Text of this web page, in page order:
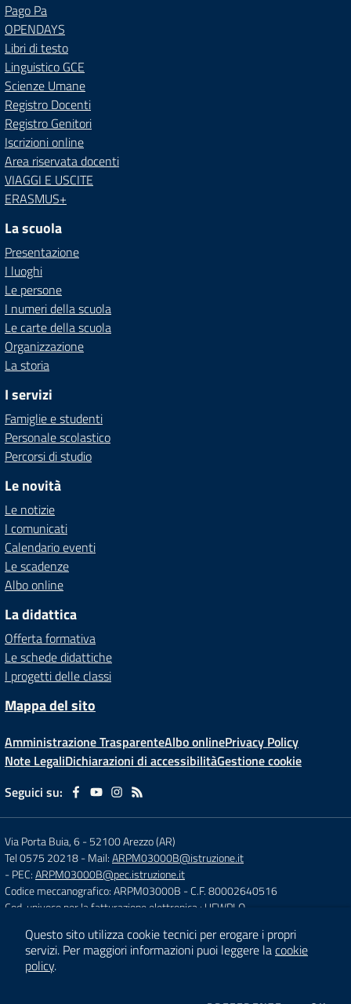
Pago Pa
OPENDAYS
Libri di testo
Linguistico GCE
Scienze Umane
Registro Docenti
Registro Genitori
Iscrizioni online
Area riservata docenti
VIAGGI E USCITE
ERASMUS+
La scuola
Presentazione
I luoghi
Le persone
I numeri della scuola
Le carte della scuola
Organizzazione
La storia
I servizi
Famiglie e studenti
Personale scolastico
Percorsi di studio
Le novità
Le notizie
I comunicati
Calendario eventi
Le scadenze
Albo online
La didattica
Offerta formativa
Le schede didattiche
I progetti delle classi
Mappa del sito
Amministrazione TrasparenteAlbo onlinePrivacy Policy
Note LegaliDichiarazioni di accessibilitàGestione cookie
Seguici su:
Via Porta Buia, 6-52100 Arezzo (AR)
Tel 0575 20218- Mail:ARPM03000B@istruzione.it
- PEC:ARPM03000B@pec.istruzione.it
Codice meccanografico: ARPM03000B - C.F. 80002640516
Cod. univoco per la fatturazione elettronica : UFWPLQ
Concept & Design by
Designers Italia
Questo sito utilizza cookie tecnici per erogare i propri
servizi. Per maggiori informazioni puoi leggere lacookie
policy.